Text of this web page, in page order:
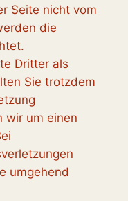
Seite nicht vom
die
Dritter als
Sie trotzdem
wir um einen
umgehend